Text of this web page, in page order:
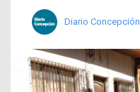
Diario Concepción